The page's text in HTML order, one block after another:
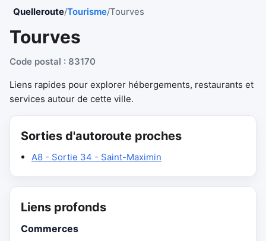
Quelleroute/Tourisme/Tourves
Tourves
Code postal : 83170
Liens rapides pour explorer hébergements, restaurants et
services autour de cette ville.
Sorties d'autoroute proches
A8 - Sortie 34 - Saint-Maximin
Liens profonds
Commerces